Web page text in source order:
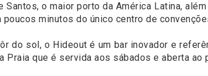
Santos, o maior porto da América Latina,
minutos do único centro de
do sol, o Hideout é um bar inovador e
Praia que é servida aos sábados e aberta ao